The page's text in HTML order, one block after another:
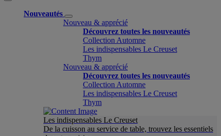
Nouveautés
Nouveau & apprécié
Découvrez toutes les nouveautés
Collection Automne
Les indispensables Le Creuset
Thym
Nouveau & apprécié
Découvrez toutes les nouveautés
Collection Automne
Les indispensables Le Creuset
Thym
Les indispensables Le Creuset
De la cuisson au service de table, trouvez les essentiels